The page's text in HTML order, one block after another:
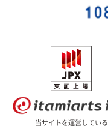
当サイトを運営している